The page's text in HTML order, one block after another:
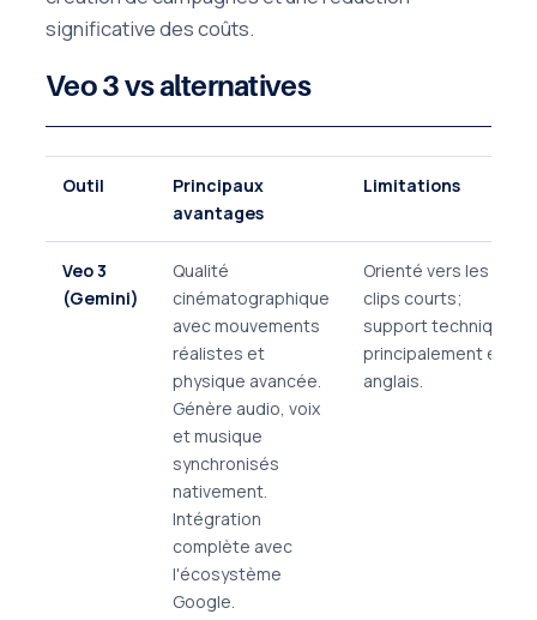
significative des coûts.
Veo 3 vs alternatives
Outil
Principaux
avantages
Limitations
Veo 3
(Gemini)
Qualité
cinématographique
avec mouvements
réalistes et
physique avancée.
Génère audio, voix
et musique
synchronisés
nativement.
Intégration
complète avec
l'écosystème
Google.
Orienté vers les
clips courts;
support technique
principalement en
anglais.